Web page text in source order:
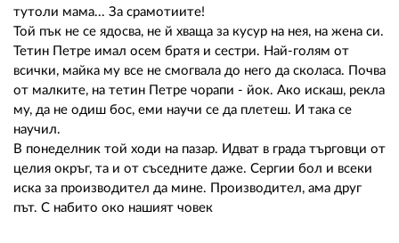
тутоли мама... За срамотиите!
Той пък не се ядосва, не й хваща за кусур на нея, на жена си.
Тетин Петре имал осем братя и сестри. Най-голям от
всички, майка му все не смогвала до него да сколаса. Почва
от малките, на тетин Петре чорапи - йок. Ако искаш, рекла
му, да не одиш бос, еми научи се да плетеш. И така се
научил.
В понеделник той ходи на пазар. Идват в града търговци от
целия окръг, та и от съседните даже. Сергии бол и всеки
иска за производител да мине. Производител, ама друг
път. С набито око нашият човек